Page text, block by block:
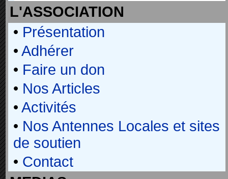
L'ASSOCIATION
• Présentation
• Adhérer
• Faire un don
• Nos Articles
• Activités
• Nos Antennes Locales et sites
de soutien
• Contact